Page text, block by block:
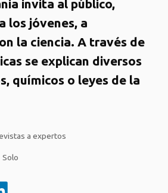
invita al público,
los jóvenes, a
la ciencia. A través de
se explican diversos
químicos o leyes de la
a expertos
Solo